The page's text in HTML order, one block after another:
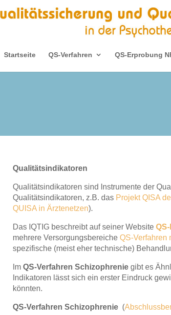
Startseite QS-Verfahren QS-Erprobung
Qualitätsindikatoren
Qualitätsindikatoren sind Instrumente der
Qualitätsindikatoren, z.B. das Projekt QISA
QUISA in Ärztenetzen).
Das IQTIG beschreibt auf seiner Website
mehrere Versorgungsbereiche QS-Verfahren
spezifische (meist eher technische)
Im QS-Verfahren Schizophreniegibt es
Indikatoren lässt sich ein erster Eindruck
könnten.
QS-Verfahren Schizophrenie (